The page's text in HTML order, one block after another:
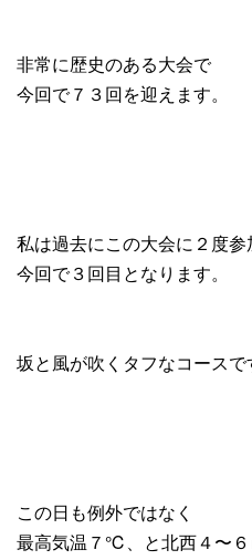
非常に歴史のある大会で
今回で７３回を迎えます。
私は過去にこの大会に２度参
今回で３回目となります。
坂と風が吹くタフなコースで
この日も例外ではなく
最高気温７℃、と北西４〜６